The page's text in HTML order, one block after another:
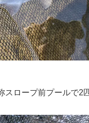
スロープ前プールで2